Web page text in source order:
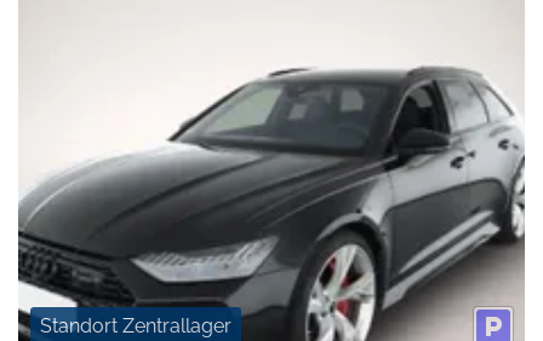
Standort Zentrallager